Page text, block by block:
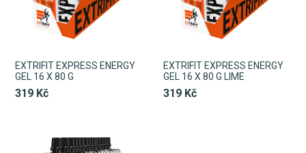
EXTRIFIT EXPRESS ENERGY
GEL 16 X 80 G
319 Kč
EXTRIFIT EXPRESS ENERGY
GEL 16 X 80 G LIME
319 Kč